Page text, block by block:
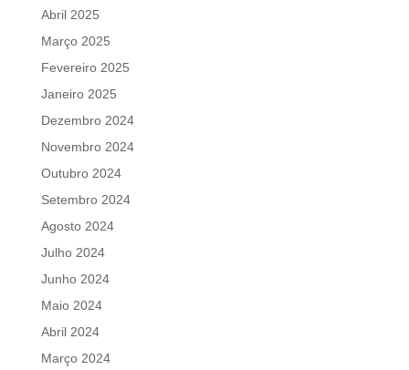
Abril 2025
Março 2025
Fevereiro 2025
Janeiro 2025
Dezembro 2024
Novembro 2024
Outubro 2024
Setembro 2024
Agosto 2024
Julho 2024
Junho 2024
Maio 2024
Abril 2024
Março 2024